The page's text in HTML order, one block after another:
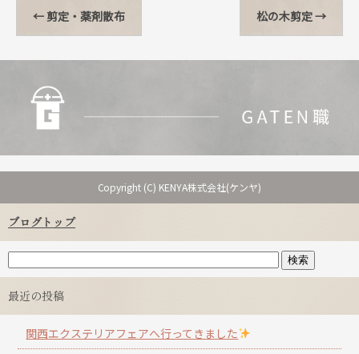
← 剪定・薬剤散布 松の木剪定→
Copyright (C) KENYA株式会社(ケンヤ)
ブログトップ
最近の投稿
関西エクステリアフェアへ行ってきました